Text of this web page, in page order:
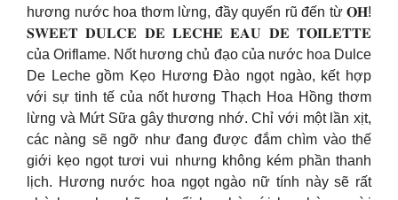
hương nước hoa thơm lừng, đầy quyến rũ đến từ 𝐎𝐇!
𝐒𝐖𝐄𝐄𝐓 𝐃𝐔𝐋𝐂𝐄 𝐃𝐄 𝐋𝐄𝐂𝐇𝐄 𝐄𝐀𝐔 𝐃𝐄 𝐓𝐎𝐈𝐋𝐄𝐓𝐓𝐄
của Oriflame. Nốt hương chủ đạo của nước hoa Dulce
De Leche gồm Kẹo Hương Đào ngọt ngào, kết hợp
với sự tinh tế của nốt hương Thạch Hoa Hồng thơm
lừng và Mứt Sữa gây thương nhớ. Chỉ với một lần xịt,
các nàng sẽ ngỡ như đang được đắm chìm vào thế
giới kẹo ngọt tươi vui nhưng không kém phần thanh
lịch. Hương nước hoa ngọt ngào nữ tính này sẽ rất